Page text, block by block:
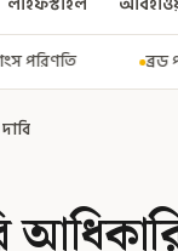
তুষারধসে মৃত